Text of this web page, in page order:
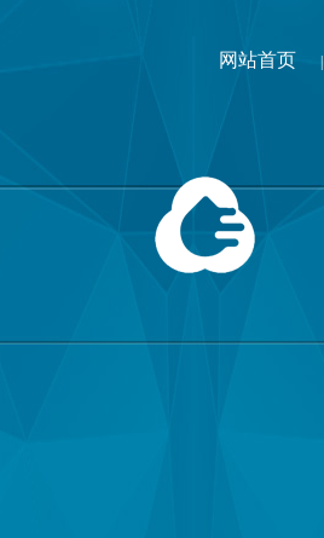
网站首页